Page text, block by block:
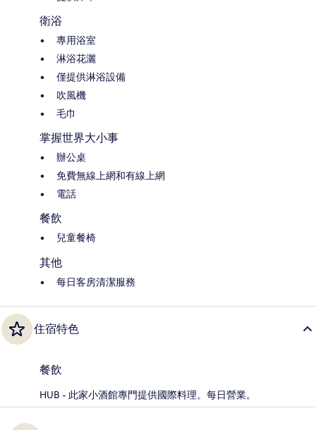
衛浴
專用浴室
淋浴花灑
僅提供淋浴設備
吹風機
毛巾
掌握世界大小事
辦公桌
免費無線上網和有線上網
電話
餐飲
兒童餐椅
其他
每日客房清潔服務
住宿特色
餐飲
HUB - 此家小酒館專門提供國際料理。每日營業。